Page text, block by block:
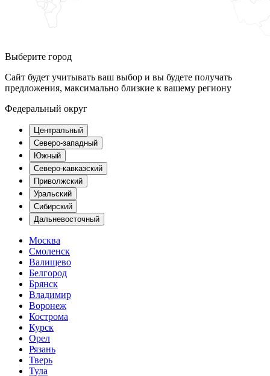
Выберите город
Сайт будет учитывать ваш выбор и вы будете получать
предложения, максимально близкие к вашему региону
Федеральный округ
Центральный
Северо-западный
Южный
Северо-кавказский
Приволжский
Уральский
Сибирский
Дальневосточный
Москва
Смоленск
Валищево
Белгород
Брянск
Владимир
Воронеж
Кострома
Курск
Орел
Рязань
Тверь
Тула